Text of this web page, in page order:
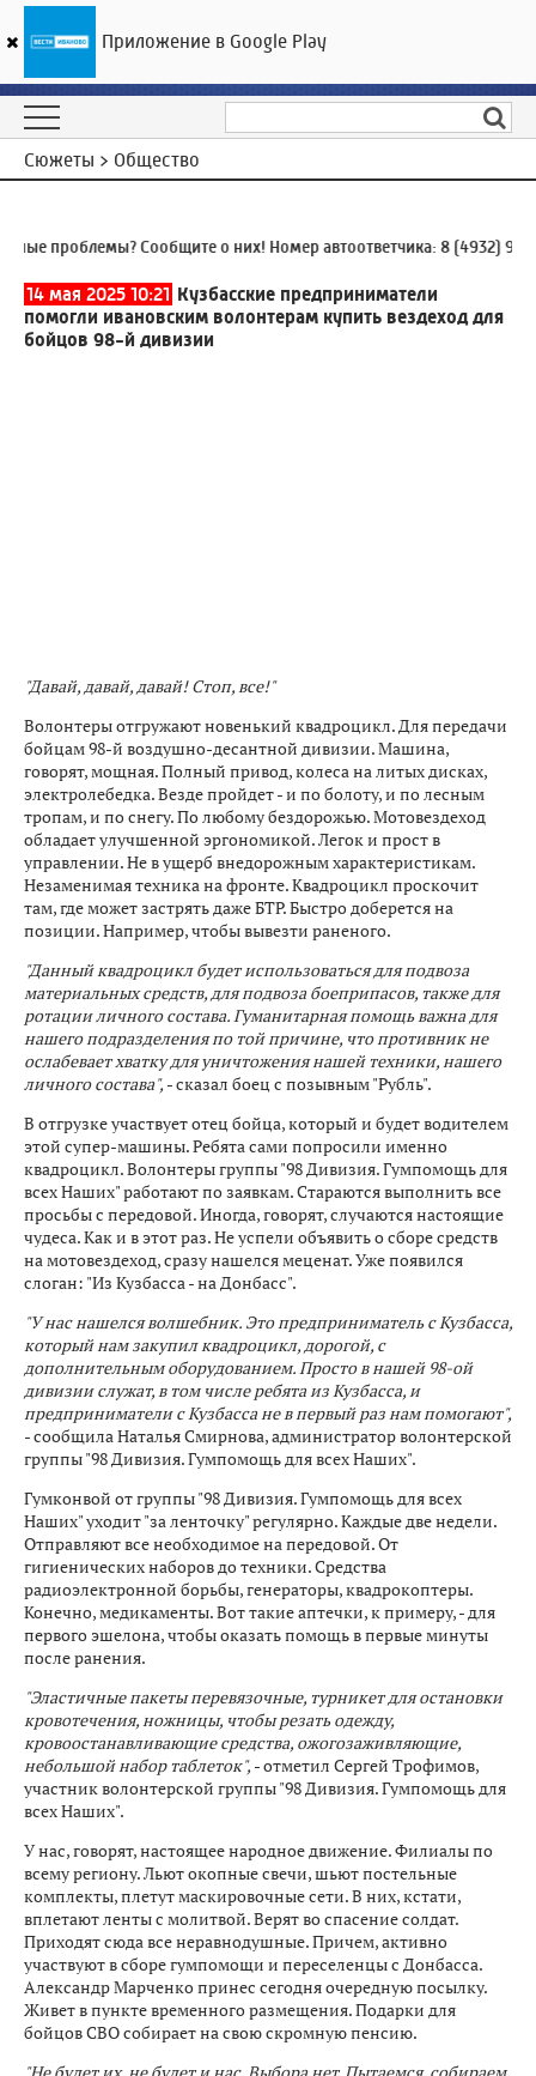
ГТРК «Ивтелерадио»
Сюжеты > Общество
проблемы? Сообщите о них! Номер автоответчика:8 (4932) 930-
14 мая 2025 10:21 Кузбасские предприниматели
помогли ивановским волонтерам купить вездеход для
бойцов 98-й дивизии
"Давай, давай, давай! Стоп, все!"
Волонтеры отгружают новенький квадроцикл. Для передачи
бойцам 98-й воздушно-десантной дивизии. Машина,
говорят, мощная. Полный привод, колеса на литых дисках,
электролебедка. Везде пройдет - и по болоту, и по лесным
тропам, и по снегу. По любому бездорожью. Мотовездеход
обладает улучшенной эргономикой. Легок и прост в
управлении. Не в ущерб внедорожным характеристикам.
Незаменимая техника на фронте. Квадроцикл проскочит
там, где может застрять даже БТР. Быстро доберется на
позиции. Например, чтобы вывезти раненого.
"Данный квадроцикл будет использоваться для подвоза
материальных средств, для подвоза боеприпасов, также для
ротации личного состава. Гуманитарная помощь важна для
нашего подразделения по той причине, что противник не
ослабевает хватку для уничтожения нашей техники, нашего
личного состава", - сказал боец с позывным "Рубль".
В отгрузке участвует отец бойца, который и будет водителем
этой супер-машины. Ребята сами попросили именно
квадроцикл. Волонтеры группы "98 Дивизия. Гумпомощь для
всех Наших" работают по заявкам. Стараются выполнить все
просьбы с передовой. Иногда, говорят, случаются настоящие
чудеса. Как и в этот раз. Не успели объявить о сборе средств
на мотовездеход, сразу нашелся меценат. Уже появился
слоган: "Из Кузбасса - на Донбасс".
"У нас нашелся волшебник. Это предприниматель с Кузбасса,
который нам закупил квадроцикл, дорогой, с
дополнительным оборудованием. Просто в нашей 98-ой
дивизии служат, в том числе ребята из Кузбасса, и
предприниматели с Кузбасса не в первый раз нам помогают",
- сообщила Наталья Смирнова, администратор волонтерской
группы "98 Дивизия. Гумпомощь для всех Наших".
Гумконвой от группы "98 Дивизия. Гумпомощь для всех
Наших" уходит "за ленточку" регулярно. Каждые две недели.
Отправляют все необходимое на передовой. От
гигиенических наборов до техники. Средства
радиоэлектронной борьбы, генераторы, квадрокоптеры.
Конечно, медикаменты. Вот такие аптечки, к примеру, - для
первого эшелона, чтобы оказать помощь в первые минуты
после ранения.
"Эластичные пакеты перевязочные, турникет для остановки
кровотечения, ножницы, чтобы резать одежду,
кровоостанавливающие средства, ожогозаживляющие,
небольшой набор таблеток", - отметил Сергей Трофимов,
участник волонтерской группы "98 Дивизия. Гумпомощь для
всех Наших".
У нас, говорят, настоящее народное движение. Филиалы по
всему региону. Льют окопные свечи, шьют постельные
комплекты, плетут маскировочные сети. В них, кстати,
вплетают ленты с молитвой. Верят во спасение солдат.
Приходят сюда все неравнодушные. Причем, активно
участвуют в сборе гумпомощи и переселенцы с Донбасса.
Александр Марченко принес сегодня очередную посылку.
Живет в пункте временного размещения. Подарки для
бойцов СВО собирает на свою скромную пенсию.
"Не будет их, не будет и нас. Выбора нет. Пытаемся, собираем.
Приложение в Google Play